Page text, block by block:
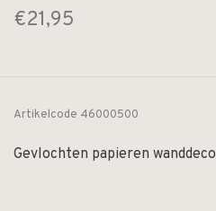
€21,95
Artikelcode 46000500
Gevlochten papieren